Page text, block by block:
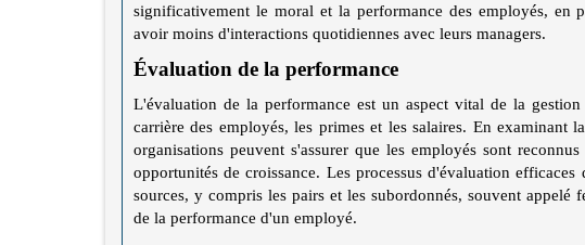
significativement le moral et la performance des employés, en
avoir moins d'interactions quotidiennes avec leurs managers.
Évaluation de la performance
L'évaluation de la performance est un aspect vital de la
carrière des employés, les primes et les salaires. En examinant
organisations peuvent s'assurer que les employés sont
opportunités de croissance. Les processus d'évaluation
sources, y compris les pairs et les subordonnés, souvent
de la performance d'un employé.